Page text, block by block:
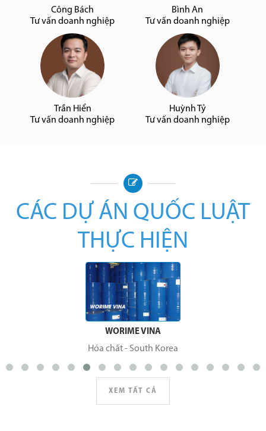
Công Bách
Tư vấn doanh nghiệp
Bình An
Tư vấn doanh nghiệp
Trần Hiển
Tư vấn doanh nghiệp
Huỳnh Tỷ
Tư vấn doanh nghiệp
CÁC DỰ ÁN QUỐC LUẬT
THỰC HIỆN
WORIME VINA
Hóa chất- South Korea
XEM TẤT CẢ